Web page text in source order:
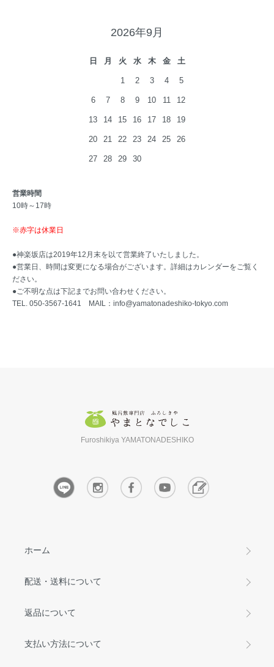
2026年9月
日 月 火 水 木 金 土
1 2 3 4 5
6 7 8 9 10 11 12
13 14 15 16 17 18 19
20 21 22 23 24 25 26
27 28 29 30
営業時間
10時～17時
※赤字は休業日
●神楽坂店は2019年12月末を以て営業終了いたしました。
●営業日、時間は変更になる場合がございます。詳細はカレンダーをご覧く
ださい。
●ご不明な点は下記までお問い合わせください。
TEL. 050-3567-1641 MAIL： info@yamatonadeshiko-tokyo.com
Furoshikiya YAMATONADESHIKO
ホーム
配送・送料について
返品について
支払い方法について